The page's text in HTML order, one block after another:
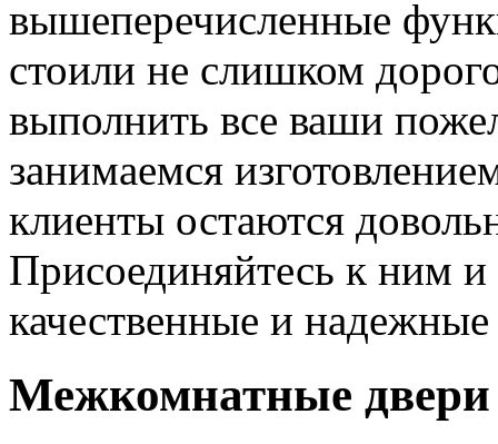
вышеперечисленные
стоили не слишком
выполнить все ваши
занимаемся
клиенты остаются
Присоединяйтесь к ним
качественные и
Межкомнатные двери